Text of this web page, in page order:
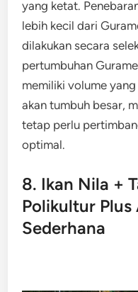
yang ketat.
lebih kecil dari
dilakukan secara
pertumbuhan
memiliki volume
akan tumbuh besar,
tetap perlu
optimal.
8. Ikan Nila +
Polikultur
Sederhana